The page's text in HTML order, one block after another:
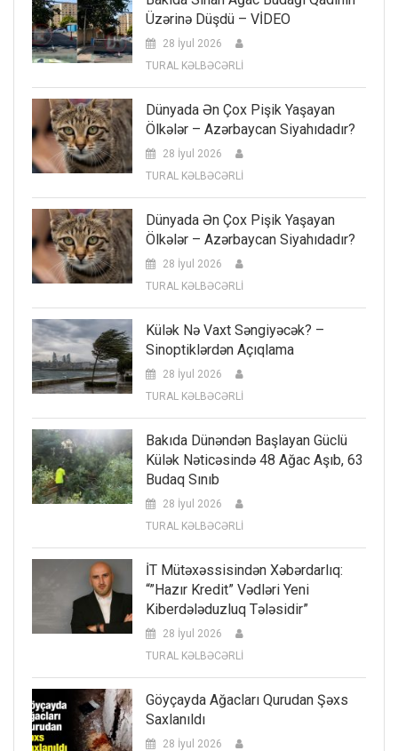
Üzərinə Düşdü – VİDEO
28 İyul 2026
TURAL KƏLBƏCƏRLİ
Dünyada Ən Çox Pişik Yaşayan
Ölkələr – Azərbaycan Siyahıdadır?
28 İyul 2026
TURAL KƏLBƏCƏRLİ
Dünyada Ən Çox Pişik Yaşayan
Ölkələr – Azərbaycan Siyahıdadır?
28 İyul 2026
TURAL KƏLBƏCƏRLİ
Külək Nə Vaxt Səngiyəcək? –
Sinoptiklərdən Açıqlama
28 İyul 2026
TURAL KƏLBƏCƏRLİ
Bakıda Dünəndən Başlayan Güclü
Külək Nəticəsində 48 Ağac Aşıb, 63
Budaq Sınıb
28 İyul 2026
TURAL KƏLBƏCƏRLİ
İT Mütəxəssisindən Xəbərdarlıq:
“”Hazır Kredit” Vədləri Yeni
Kiberdələduzluq Tələsidir”
28 İyul 2026
TURAL KƏLBƏCƏRLİ
Göyçayda Ağacları Qurudan Şəxs
Saxlanıldı
28 İyul 2026